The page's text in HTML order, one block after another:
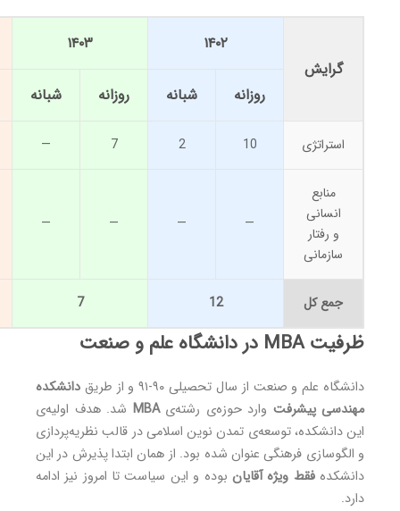
گرایش
۱۴۰۲ ۱۴۰۳
روزانه شبانه روزانه شبانه
استراتژی 10
2
7
—
منابع
انسانی
و رفتار
سازمانی
—
—
—
—
جمع کل 12
7
ظرفیت MBA در دانشگاه علم و صنعت
دانشگاه علم و صنعت از سال تحصیلی ۹۰-۹۱ و از طریق
دانشکده
مهندسی پیشرفت وارد حوزه‌ی رشته‌یMBA شد. هدف اولیه‌ی
این دانشکده، توسعه‌ی تمدن نوین اسلامی در قالب نظریه‌پردازی
و الگوسازی فرهنگی عنوان شده بود. از همان ابتدا پذیرش در این
دانشکدهفقط ویژه آقایان بوده و این سیاست تا امروز نیز ادامه
دارد.